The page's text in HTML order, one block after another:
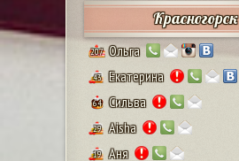
Красногорск
207 Ольга
43 Екатерина
64 Сильва
29 Aisha
19
Аня